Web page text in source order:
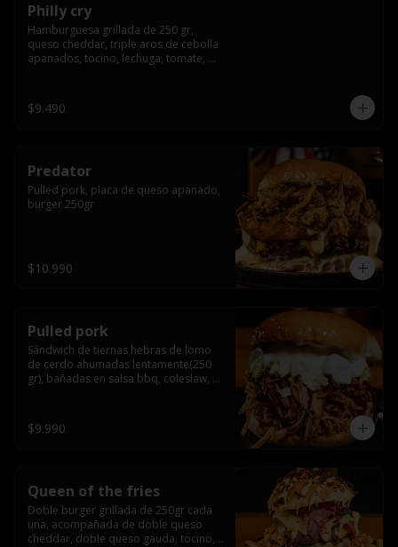
Philly cry
Hamburguesa grillada de 250 gr,
queso cheddar, triple aros de cebolla
apanados, tocino, lechuga, tomate,
$9.490
Predator
Pulled pork, placa de queso apanado,
burger 250gr
$10.990
Pulled pork
Sándwich de tiernas hebras de lomo
de cerdo ahumadas lentamente(250
gr), bañadas en salsa bbq, coleslaw,
$9.990
Queen of the fries
Doble burger grillada de 250gr cada
una, acompañada de doble queso
cheddar, doble queso gauda, tocino,